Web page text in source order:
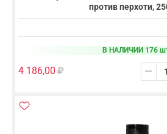
против перхоти,
В НАЛИЧИИ 176
4 186,00